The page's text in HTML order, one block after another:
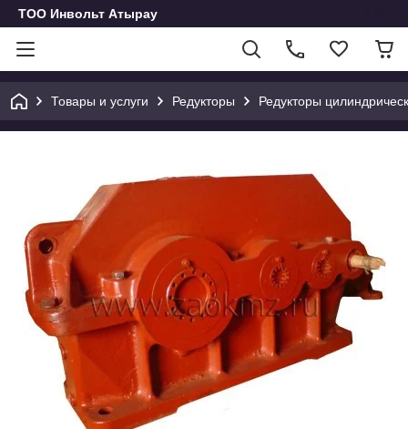
ТОО Инвольт Атырау
Товары и услуги Редукторы Редукторы